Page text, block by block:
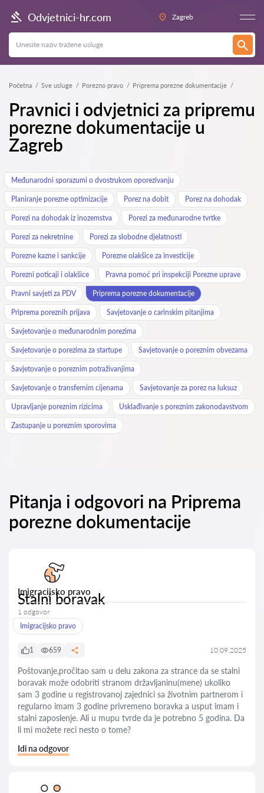
Odvjetnici-hr.com Zagreb
Početna Sve usluge Porezno pravo Priprema porezne dokumentacije
Pravnici i odvjetnici za pripremu
porezne dokumentacije u
Zagreb
Međunarodni sporazumi o dvostrukom oporezivanju
Planiranje porezne optimizacije Porez na dobit Porez na dohodak
Porezi na dohodak iz inozemstva Porezi za međunarodne tvrtke
Porezi za nekretnine Porezi za slobodne djelatnosti
Porezne kazne i sankcije Porezne olakšice za investicije
Porezni poticaji i olakšice Pravna pomoć pri inspekciji Porezne uprave
Pravni savjeti za PDV Priprema porezne dokumentacije
Priprema poreznih prijava Savjetovanje o carinskim pitanjima
Savjetovanje o međunarodnim porezima
Savjetovanje o porezima za startupe Savjetovanje o poreznim obvezama
Savjetovanje o poreznim potraživanjima
Savjetovanje o transfernim cijenama Savjetovanje za porez na luksuz
Upravljanje poreznim rizicima Usklađivanje s poreznim zakonodavstvom
Zastupanje u poreznim sporovima
Pitanja i odgovori na Priprema
porezne dokumentacije
Imigracijsko pravo
Stalni boravak
1 odgovor
Imigracijsko pravo
1 659 10.09.2025
Poštovanje,pročitao sam u delu zakona za strance da se stalni
boravak može odobriti stranom državljaninu(mene) ukoliko
sam 3 godine u registrovanoj zajednici sa životnim partnerom i
regularno imam 3 godine privremeno boravka a usput imam i
stalni zaposlenje. Ali u mupu tvrde da je potrebno 5 godina. Da
li mi možete reci nesto o tome?
Idi na odgovor